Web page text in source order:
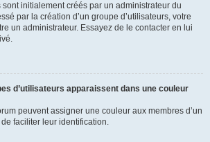
sont initialement créés par un administrateur du
par la création d’un groupe d’utilisateurs, votre
un administrateur. Essayez de le contacter en lui
d’utilisateurs apparaissent dans une couleur
peuvent assigner une couleur aux membres d’un
faciliter leur identification.